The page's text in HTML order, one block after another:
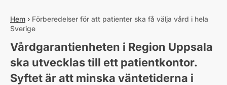
Hem › Förberedelser för att patienter ska få välja vård i hela
Sverige
Vårdgarantienheten i Region Uppsala
ska utvecklas till ett patientkontor.
Syftet är att minska väntetiderna i